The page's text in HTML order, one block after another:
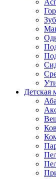
Детская